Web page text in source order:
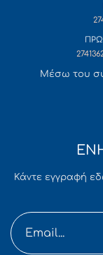
Mέσω του
Κάντε εγγραφή